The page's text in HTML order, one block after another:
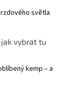
světla
vybrat tu
kemp – a